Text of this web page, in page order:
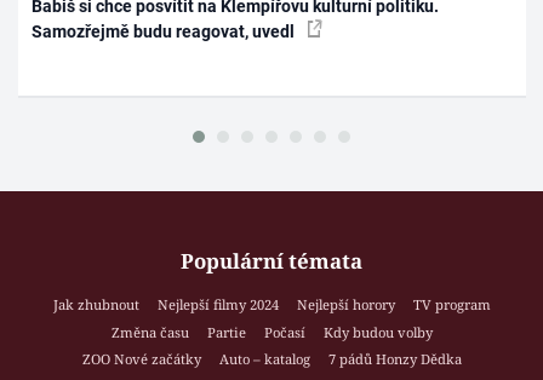
Babiš si chce posvítit na Klempířovu kulturní politiku.
Samozřejmě budu reagovat, uvedl
Populární témata
Jak zhubnout Nejlepší filmy 2024 Nejlepší horory
TV program
Změna času
Partie Počasí
Kdy budou volby
ZOO Nové začátky
Auto – katalog
7 pádů Honzy Dědka